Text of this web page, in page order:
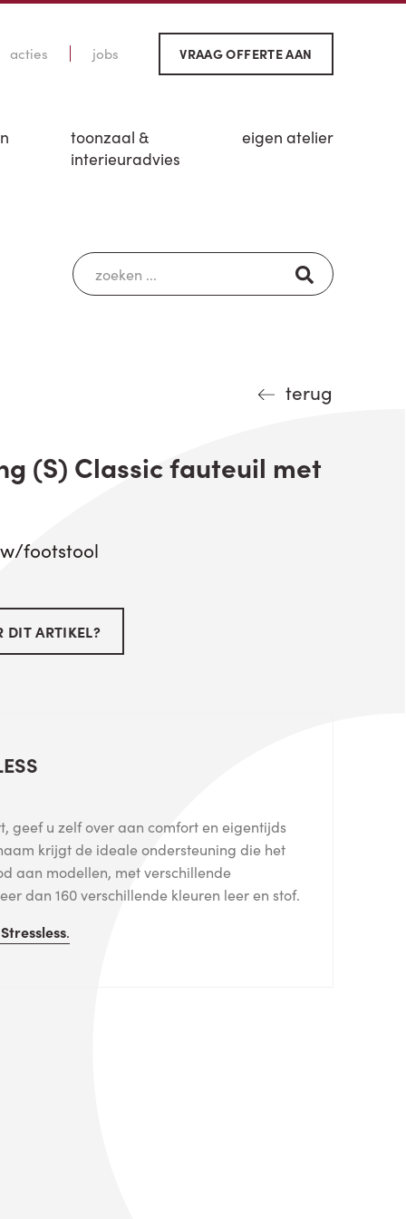
acties jobs VRAAG OFFERTE AAN
toonzaal &
interieuradvies
eigen atelier
terug
(S) Classic fauteuil met
footstool
DIT ARTIKEL?
geef u zelf over aan comfort en eigentijds
krijgt de ideale ondersteuning die het
aan modellen, met verschillende
dan 160 verschillende kleuren leer en stof.
Stressless.